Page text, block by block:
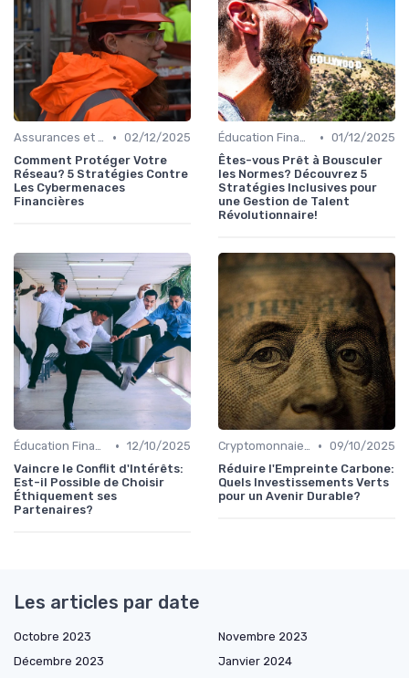
Assurances et Protections Financières • 02/12/2025
Comment Protéger Votre
Réseau? 5 Stratégies Contre
Les Cybermenaces
Financières
Éducation Financière • 01/12/2025
Êtes-vous Prêt à Bousculer
les Normes? Découvrez 5
Stratégies Inclusives pour
une Gestion de Talent
Révolutionnaire!
Éducation Financière • 12/10/2025
Vaincre le Conflit d'Intérêts:
Est-il Possible de Choisir
Éthiquement ses
Partenaires?
Cryptomonnaies et Investissements Alternatifs • 09/10/2025
Réduire l'Empreinte Carbone:
Quels Investissements Verts
pour un Avenir Durable?
Les articles par date
Octobre 2023
Novembre 2023
Décembre 2023
Janvier 2024